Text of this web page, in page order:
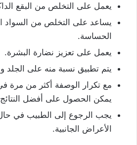
يعمل على التخلص من البقع
يساعد على التخلص من السواد
الحساسة.
يعمل على تعزيز نضارة البشرة.
يتم تطبيق نسبة منه على الجلد
مع تكرار الوصفة أكثر من مرة
يمكن الحصول على أفضل
يجب الرجوع إلى الطبيب في
الأعراض الجانبية.